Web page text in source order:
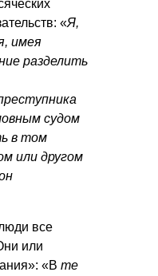
«Я,
имея
разделить
судом
в том
или другом
все
или
«В те